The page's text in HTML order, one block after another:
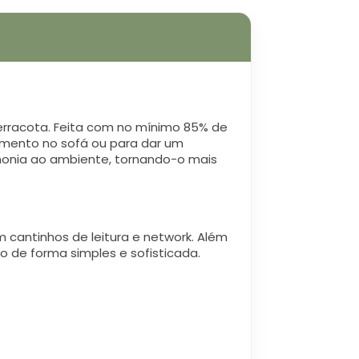
Feita com no mínimo 85% de
no sofá ou para dar um
ao ambiente, tornando-o mais
de leitura e network. Além
de forma simples e sofisticada.